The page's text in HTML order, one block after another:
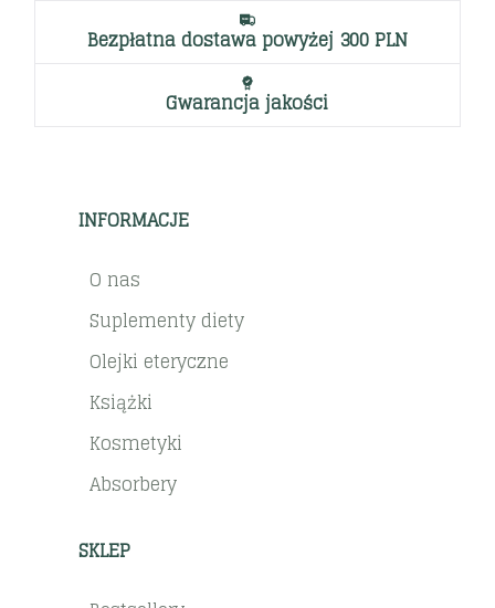
Bezpłatna dostawa powyżej 300 PLN
Gwarancja jakości
INFORMACJE
O nas
Suplementy diety
Olejki eteryczne
Książki
Kosmetyki
Absorbery
SKLEP